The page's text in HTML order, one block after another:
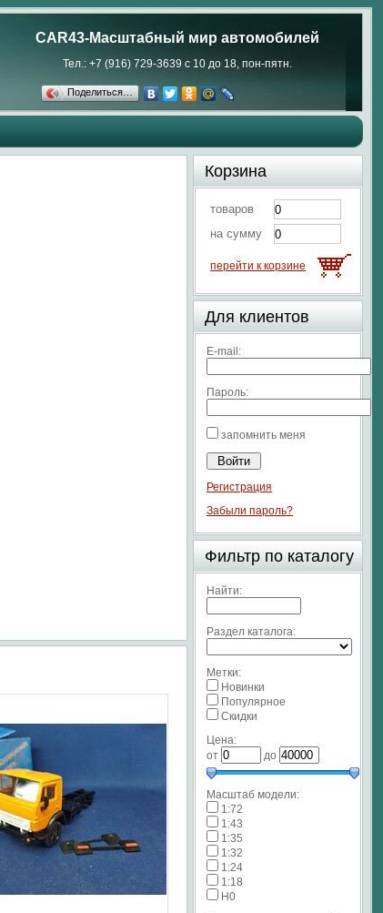
CAR43-Масштабный мир автомобилей
Тел.: +7 (916) 729-3639 с 10 до 18, пон-пятн.
Поделиться…
Корзина
товаров
на сумму
перейти к корзине
Для клиентов
E-mail:
Пароль:
запомнить меня
Регистрация
Забыли пароль?
Фильтр по каталогу
Найти:
Раздел каталога:
Метки:
Новинки
Популярное
Скидки
Цена:
от
до
Масштаб модели:
1:72
1:43
1:35
1:32
1:24
1:18
H0